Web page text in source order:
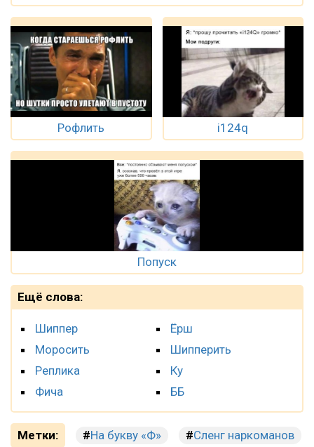
Рофлить i124q
Попуск
Ещё слова:
Шиппер
Моросить
Реплика
Фича
Ёрш
Шипперить
Ку
ББ
Метки: На букву «Ф» Сленг наркоманов